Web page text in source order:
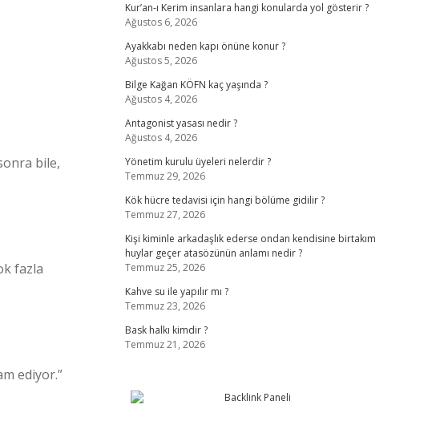
bile,
fazla
ediyor.”
Kur’an-ı Kerim insanlara hangi konularda yol gösterir ?
Ağustos 6, 2026
Ayakkabı neden kapı önüne konur ?
Ağustos 5, 2026
Bilge Kağan KÖFN kaç yaşında ?
Ağustos 4, 2026
Antagonist yasası nedir ?
Ağustos 4, 2026
Yönetim kurulu üyeleri nelerdir ?
Temmuz 29, 2026
Kök hücre tedavisi için hangi bölüme gidilir ?
Temmuz 27, 2026
Kişi kiminle arkadaşlık ederse ondan kendisine birtakım
huylar geçer atasözünün anlamı nedir ?
Temmuz 25, 2026
Kahve su ile yapılır mı ?
Temmuz 23, 2026
Bask halkı kimdir ?
Temmuz 21, 2026